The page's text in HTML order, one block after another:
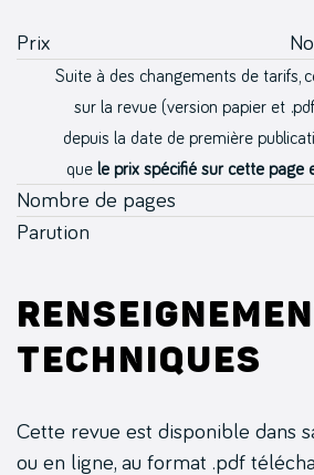
Prix
Suite à des changements de tarifs,
sur la revue (version papier et
depuis la date de première
que le prix spécifié sur cette page
Nombre de pages
Parution
techniques
Cette revue est disponible dans
ou en ligne, au format .pdf